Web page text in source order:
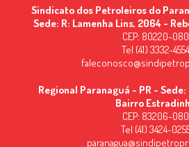
Sindicato dos Petroleiros do
Sede: R: Lamenha Lins, 2064 -
CEP: 80220-080
Tel (41) 3332-4554
Regional Paranaguá - PR -
Bairro
CEP: 83206-080
Tel (41) 3424-